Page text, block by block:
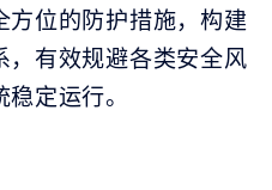
方位的防护措施，构建
，有效规避各类安全风
定运行。